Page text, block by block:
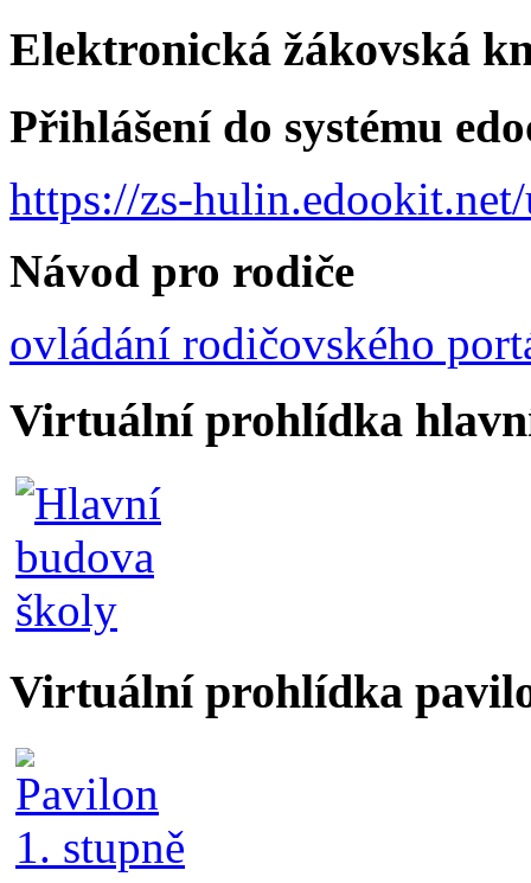
Elektronická žákovská
Přihlášení do systému
https://zs-
Návod pro rodiče
ovládání rodičovského
Virtuální prohlídka
Virtuální prohlídka